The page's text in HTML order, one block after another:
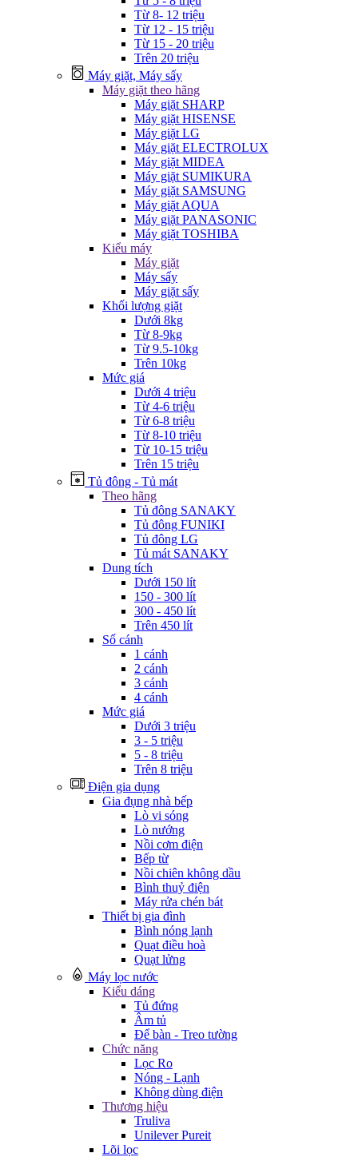
Từ 8- 12 triệu
Từ 12 - 15 triệu
Từ 15 - 20 triệu
Trên 20 triệu
Máy giặt, Máy sấy
Máy giặt theo hãng
Máy giặt SHARP
Máy giặt HISENSE
Máy giặt LG
Máy giặt ELECTROLUX
Máy giặt MIDEA
Máy giặt SUMIKURA
Máy giặt SAMSUNG
Máy giặt AQUA
Máy giặt PANASONIC
Máy giặt TOSHIBA
Kiểu máy
Máy giặt
Máy sấy
Máy giặt sấy
Khối lượng giặt
Dưới 8kg
Từ 8-9kg
Từ 9.5-10kg
Trên 10kg
Mức giá
Dưới 4 triệu
Từ 4-6 triệu
Từ 6-8 triệu
Từ 8-10 triệu
Từ 10-15 triệu
Trên 15 triệu
Tủ đông - Tủ mát
Theo hãng
Tủ đông SANAKY
Tủ đông FUNIKI
Tủ đông LG
Tủ mát SANAKY
Dung tích
Dưới 150 lít
150 - 300 lít
300 - 450 lít
Trên 450 lít
Số cánh
1 cánh
2 cánh
3 cánh
4 cánh
Mức giá
Dưới 3 triệu
3 - 5 triệu
5 - 8 triệu
Trên 8 triệu
Điện gia dụng
Gia đụng nhà bếp
Lò vi sóng
Lò nướng
Nồi cơm điện
Bếp từ
Nồi chiên không dầu
Bình thuỷ điện
Máy rửa chén bát
Thiết bị gia đình
Bình nóng lạnh
Quạt điều hoà
Quạt lửng
Máy lọc nước
Kiểu dáng
Tủ đứng
Âm tủ
Để bàn - Treo tường
Chức năng
Lọc Ro
Nóng - Lạnh
Không dùng điện
Thương hiệu
Truliva
Unilever Pureit
Lõi lọc